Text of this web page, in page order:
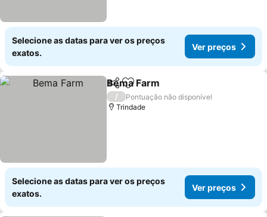
Selecione as datas para ver os preços
exatos.
Ver preços
PartilharAdicionar aos favoritos
Bema Farm
/
Pontuação não disponível
Trindade
Selecione as datas para ver os preços
exatos.
Ver preços